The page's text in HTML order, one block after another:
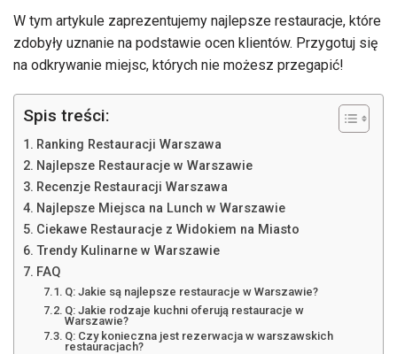
W tym artykule zaprezentujemy najlepsze restauracje, które
zdobyły uznanie na podstawie ocen klientów. Przygotuj się
na odkrywanie miejsc, których nie możesz przegapić!
Spis treści:
Ranking Restauracji Warszawa
Najlepsze Restauracje w Warszawie
Recenzje Restauracji Warszawa
Najlepsze Miejsca na Lunch w Warszawie
Ciekawe Restauracje z Widokiem na Miasto
Trendy Kulinarne w Warszawie
FAQ
Q: Jakie są najlepsze restauracje w Warszawie?
Q: Jakie rodzaje kuchni oferują restauracje w
Warszawie?
Q: Czy konieczna jest rezerwacja w warszawskich
restauracjach?